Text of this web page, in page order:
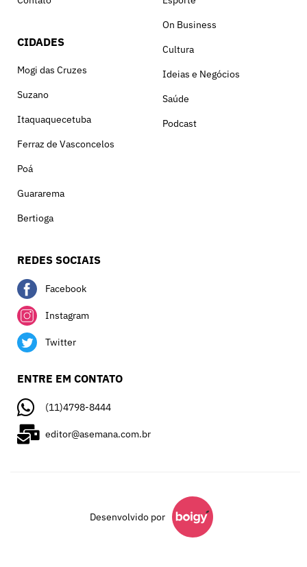
CIDADES
Mogi das Cruzes
Suzano
Itaquaquecetuba
Ferraz de Vasconcelos
Poá
Guararema
Bertioga
On Business
Cultura
Ideias e Negócios
Saúde
Podcast
REDES SOCIAIS
Facebook
Instagram
Twitter
ENTRE EM CONTATO
(11)4798-8444
editor@asemana.com.br
Desenvolvido por